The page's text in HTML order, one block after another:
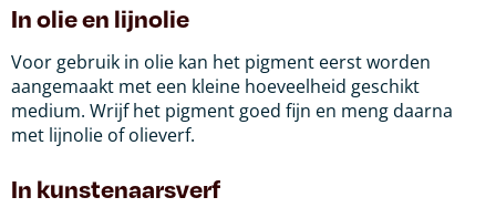
In olie en lijnolie
Voor gebruik in olie kan het pigment eerst worden
aangemaakt met een kleine hoeveelheid geschikt
medium. Wrijf het pigment goed fijn en meng daarna
met lijnolie of olieverf.
In kunstenaarsverf